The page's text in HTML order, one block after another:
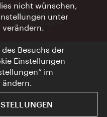
Elektronische
Rechnungen
nicht wünschen,
unter
verändern.
Besuchs der
Einstellungen
im
ändern.